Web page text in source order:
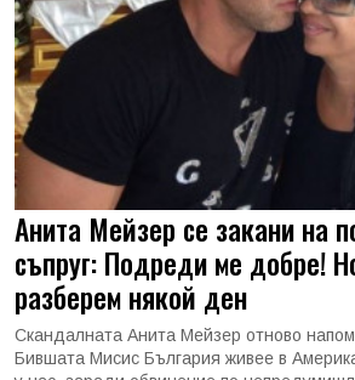
Анита Мейзер се закани на
съпруг: Подреди ме добре!
разберем някой ден
Скандалната Анита Мейзер отново
Бившата Мисис България живее в